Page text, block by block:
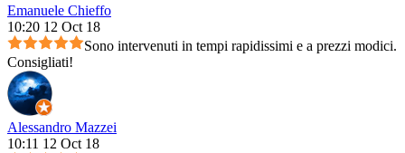
Emanuele Chieffo
10:20 12 Oct 18
Sono intervenuti in tempi rapidissimi e a prezzi modici.
Consigliati!
Alessandro Mazzei
10:11 12 Oct 18